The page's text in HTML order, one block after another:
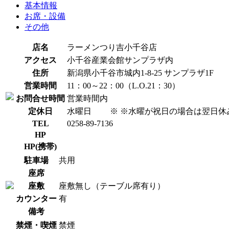
基本情報
お席・設備
その他
店名
ラーメンつり吉小千谷店
アクセス
小千谷産業会館サンプラザ内
住所
新潟県小千谷市城内1-8-25 サンプラザ1F
営業時間
11：00～22：00（L.O.21：30）
お問合せ時間 営業時間内
定休日
水曜日
※ ※水曜が祝日の場合は翌日休
TEL
0258-89-7136
HP
HP(携帯)
駐車場
共用
座席
座敷
座敷無し（テーブル席有り）
カウンター 有
備考
禁煙・喫煙 禁煙